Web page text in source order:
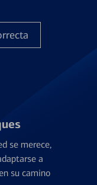
se merece,
a
su camino